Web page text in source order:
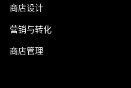
商店设计
营销与转化
商店管理